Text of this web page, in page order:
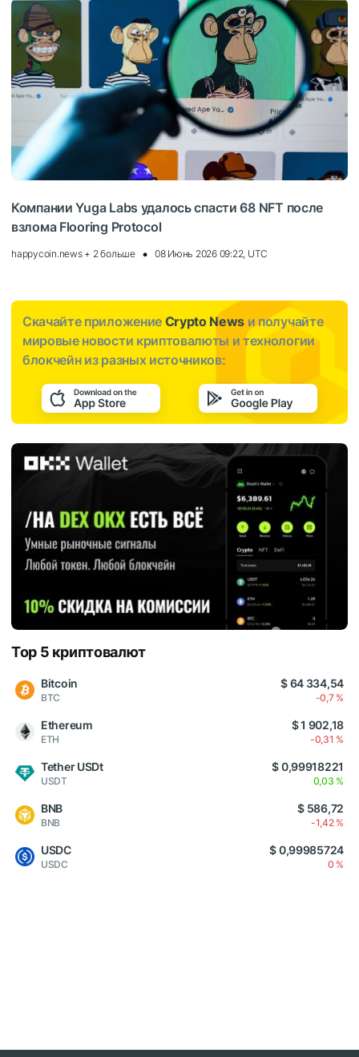
Компании Yuga Labs удалось спасти 68 NFT после
взлома Flooring Protocol
happycoin.news + 2 больше 08 Июнь 2026 09:22, UTC
Скачайте приложение Crypto News и получайте
мировые новости криптовалюты и технологии
блокчейн из разных источников:
Top 5 криптовалют
Bitcoin
BTC
$ 64 334,54
-0,7 %
Ethereum
ETH
$ 1 902,18
-0,31 %
Tether USDt
USDT
$ 0,99918221
0,03 %
BNB
BNB
$ 586,72
-1,42 %
USDC
USDC
$ 0,99985724
0 %